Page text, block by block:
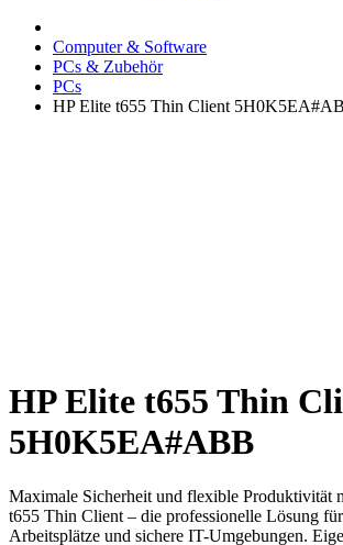
Computer & Software
PCs & Zubehör
PCs
HP Elite t655 Thin Client
HP Elite t655 Thin
5H0K5EA#ABB
Maximale Sicherheit und flexible Produktivität
t655 Thin Client – die professionelle Lösung
Arbeitsplätze und sichere IT-Umgebungen.